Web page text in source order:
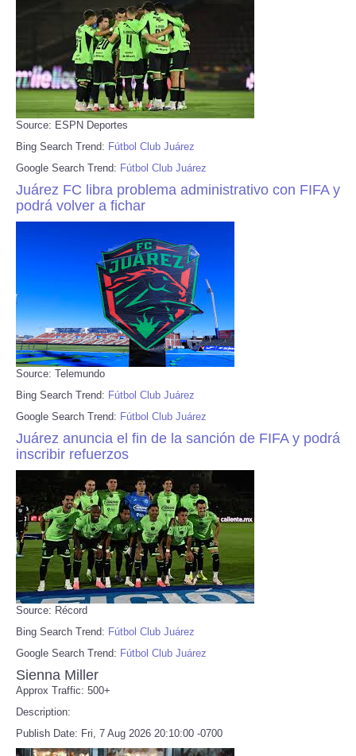
Source: ESPN Deportes
Bing Search Trend: Fútbol Club Juárez
Google Search Trend: Fútbol Club Juárez
Juárez FC libra problema administrativo con FIFA y
podrá volver a fichar
Source: Telemundo
Bing Search Trend: Fútbol Club Juárez
Google Search Trend: Fútbol Club Juárez
Juárez anuncia el fin de la sanción de FIFA y podrá
inscribir refuerzos
Source: Récord
Bing Search Trend: Fútbol Club Juárez
Google Search Trend: Fútbol Club Juárez
Sienna Miller
Approx Traffic: 500+
Description:
Publish Date: Fri, 7 Aug 2026 20:10:00 -0700